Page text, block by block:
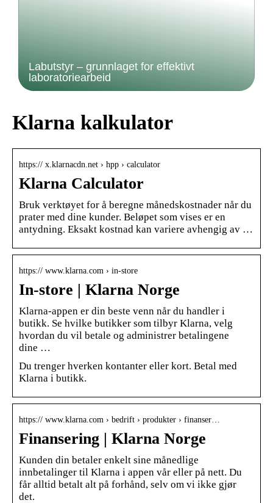
Labutstyr – grunnlaget for effektivt
laboratoriearbeid
Klarna kalkulator
https:// x.klarnacdn.net › hpp › calculator
Klarna Calculator
Bruk verktøyet for å beregne månedskostnader når du
prater med dine kunder. Beløpet som vises er en
antydning. Eksakt kostnad kan variere avhengig av …
https:// www.klarna.com › in-store
In-store | Klarna Norge
Klarna-appen er din beste venn når du handler i
butikk. Se hvilke butikker som tilbyr Klarna, velg
hvordan du vil betale og administrer betalingene
dine …
Du trenger hverken kontanter eller kort. Betal med
Klarna i butikk.
https:// www.klarna.com › bedrift › produkter › finanser…
Finansering | Klarna Norge
Kunden din betaler enkelt sine månedlige
innbetalinger til Klarna i appen vår eller på nett. Du
får alltid betalt alt på forhånd, selv om vi ikke gjør
det.